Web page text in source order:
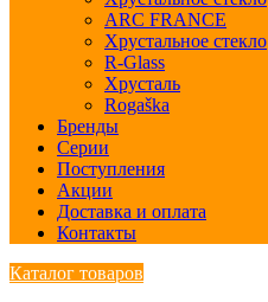
ARC FRANCE
Хрустальное стекло
R-Glass
Хрусталь
Rogaška
Бренды
Серии
Поступления
Акции
Доставка и оплата
Контакты
Каталог товаров